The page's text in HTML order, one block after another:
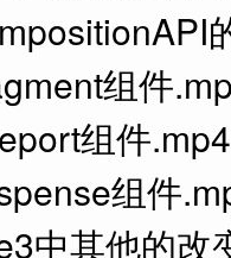
组件
组件.mp4
组件
中其他的改